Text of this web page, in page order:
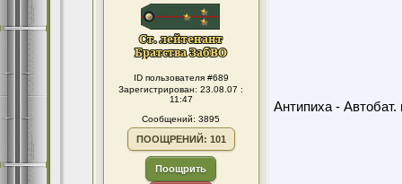
ID пользователя #689
Зарегистрирован: 23.08.07 :
11:47
Сообщений: 3895
ПООЩРЕНИЙ: 101
Поощрить
Антипиха - Автобат.